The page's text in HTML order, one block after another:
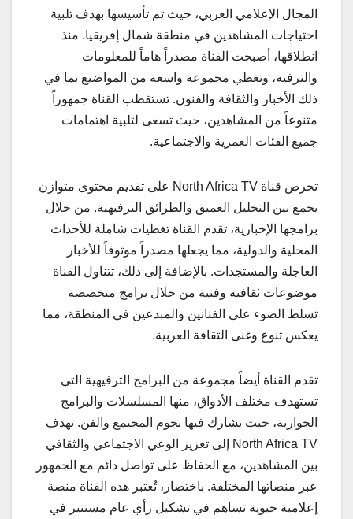
المجال الإعلامي العربي، حيث تم تأسيسها بهدف تلبية
احتياجات المشاهدين في منطقة شمال إفريقيا. منذ
انطلاقها، أصبحت القناة مصدراً هاماً للمعلومات
والترفيه، وتغطي مجموعة واسعة من المواضيع بما في
ذلك الأخبار والثقافة والفنون. تستقطب القناة جمهوراً
متنوعاً من المشاهدين، حيث تسعى لتلبية اهتمامات
جميع الفئات العمرية والاجتماعية.
تحرص قناة North Africa TV على تقديم محتوى متوازن
يجمع بين التحليل العميق والطرائق الترفيهية. من خلال
برامجها الإخبارية، تقدم القناة تغطيات شاملة للأحداث
المحلية والدولية، مما يجعلها مصدراً موثوقاً للأخبار
العاجلة والمستجدات. بالإضافة إلى ذلك، تتناول القناة
موضوعات ثقافية وفنية من خلال برامج متخصصة
تسلط الضوء على الفنانين والمبدعين في المنطقة، مما
يعكس تنوع وغنى الثقافة العربية.
تقدم القناة أيضاً مجموعة من البرامج الترفيهية التي
تستهدف مختلف الأذواق، منها المسلسلات والبرامج
الحوارية، حيث يشارك فيها نجوم المجتمع والفن. تهدف
North Africa TV إلى تعزيز الوعي الاجتماعي والثقافي
بين المشاهدين، مع الحفاظ على تواصل دائم مع الجمهور
عبر منصاتها المختلفة. باختصار، تُعتبر هذه القناة منصة
إعلامية حيوية تساهم في تشكيل رأي عام مستنير في